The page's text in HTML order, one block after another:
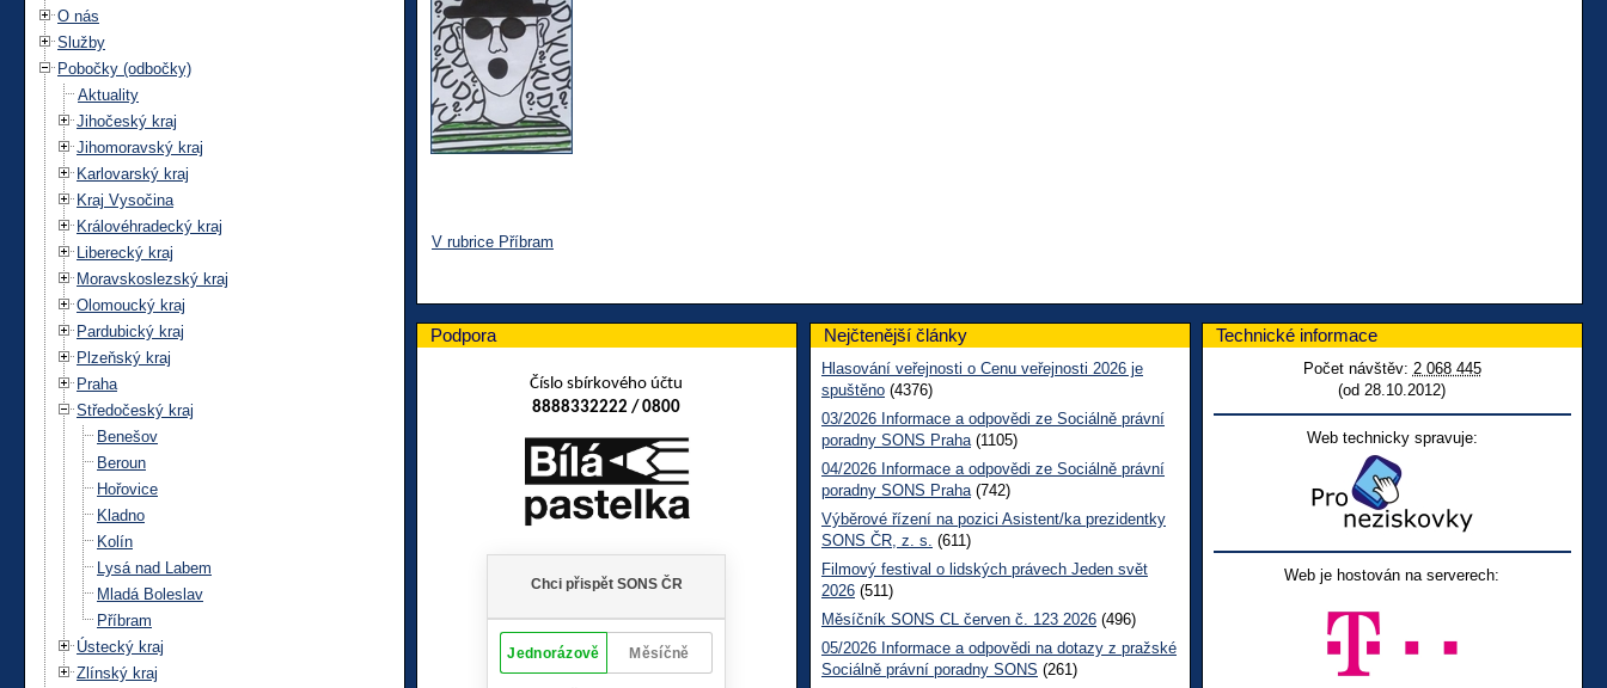
O nás
Služby
Pobočky (odbočky)
Aktuality
Jihočeský kraj
Jihomoravský kraj
Karlovarský kraj
Kraj Vysočina
Královéhradecký kraj
Liberecký kraj
Moravskoslezský kraj
Olomoucký kraj
Pardubický kraj
Plzeňský kraj
Praha
Středočeský kraj
Benešov
Beroun
Hořovice
Kladno
Kolín
Lysá nad Labem
Mladá Boleslav
Příbram
Ústecký kraj
Zlínský kraj
V rubrice Příbram
Podpora
Číslo sbírkového účtu
8888332222 / 0800
Nejčtenější články
Hlasování veřejnosti o Cenu veřejnosti 2026 je
spuštěno (4376)
03/2026 Informace a odpovědi ze Sociálně právní
poradny SONS Praha (1105)
04/2026 Informace a odpovědi ze Sociálně právní
poradny SONS Praha (742)
Výběrové řízení na pozici Asistent/ka prezidentky
SONS ČR, z. s. (611)
Filmový festival o lidských právech Jeden svět
2026 (511)
Měsíčník SONS CL červen č. 123 2026 (496)
05/2026 Informace a odpovědi na dotazy z pražské
Sociálně právní poradny SONS (261)
Technické informace
Počet návštěv: 2 068 445
(od 28.10.2012)
Web technicky spravuje:
Web je hostován na serverech: